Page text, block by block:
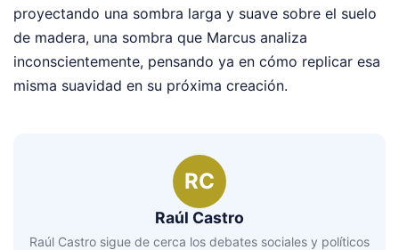
proyectando una sombra larga y suave sobre el suelo
de madera, una sombra que Marcus analiza
inconscientemente, pensando ya en cómo replicar esa
misma suavidad en su próxima creación.
RC
Raúl Castro
Raúl Castro sigue de cerca los debates sociales y políticos